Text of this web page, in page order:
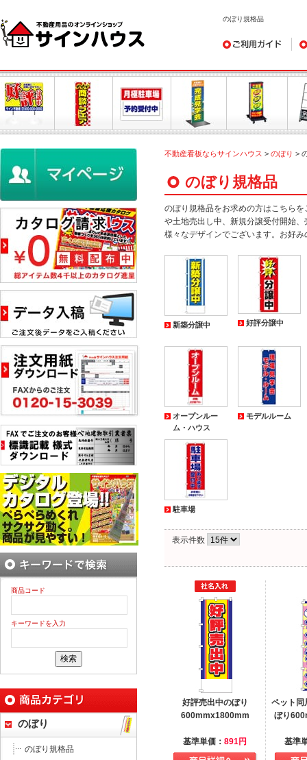
のぼり規格品
ご利用ガイド デ
不動産看板ならサインハウス > のぼり >
のぼり規格品
のぼり規格品をお求めの方はこちら
や土地売出し中、新規分譲受付開始
様々なデザインでございます。お好
新築分譲中 好評分譲中
オープンルー
ム・ハウス
モデルルーム
駐車場
表示件数
好評売出中のぼり
600mmx1800mm
基準単価： 891円
ペット同
ぼり
基準
商品コード
キーワードを入力
のぼり
のぼり規格品